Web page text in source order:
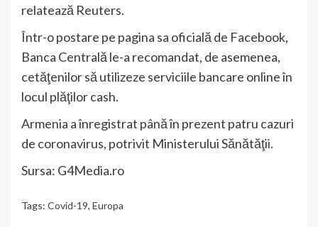
relatează Reuters.
Într-o postare pe pagina sa oficială de Facebook,
Banca Centrală le-a recomandat, de asemenea,
cetăţenilor să utilizeze serviciile bancare online în
locul plăţilor cash.
Armenia a înregistrat până în prezent patru cazuri
de coronavirus, potrivit Ministerului Sănătăţii.
Sursa: G4Media.ro
Tags: Covid-19, Europa